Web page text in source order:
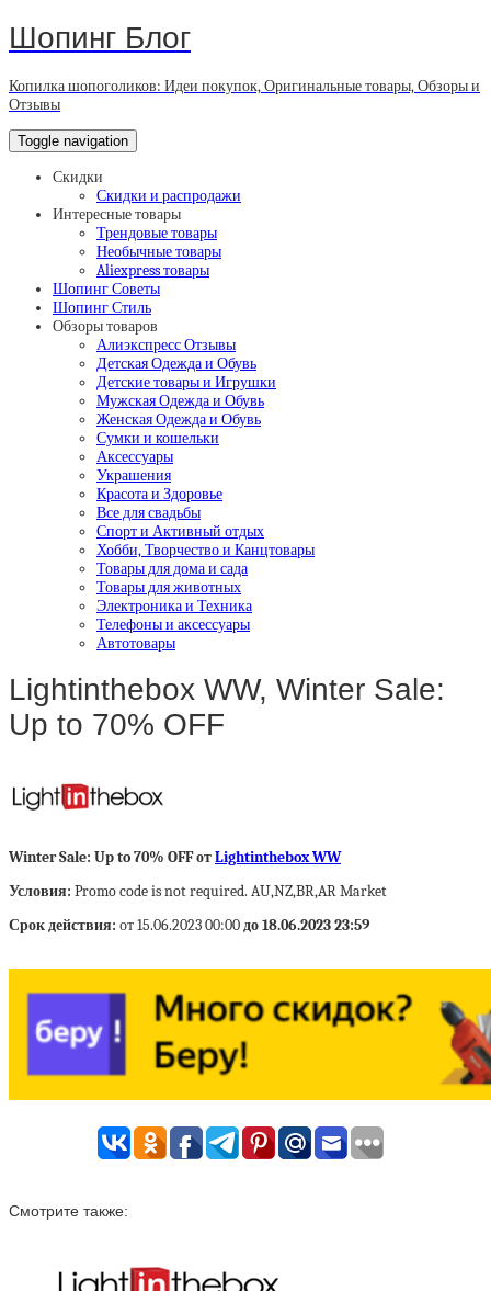
Шопинг Блог
Копилка шопоголиков: Идеи покупок, Оригинальные товары, Обзоры и
Отзывы
Toggle navigation
Скидки
Скидки и распродажи
Интересные товары
Трендовые товары
Необычные товары
Aliexpress товары
Шопинг Советы
Шопинг Стиль
Обзоры товаров
Алиэкспресс Отзывы
Детская Одежда и Обувь
Детские товары и Игрушки
Мужская Одежда и Обувь
Женская Одежда и Обувь
Сумки и кошельки
Аксессуары
Украшения
Красота и Здоровье
Все для свадьбы
Спорт и Активный отдых
Хобби, Творчество и Канцтовары
Товары для дома и сада
Товары для животных
Электроника и Техника
Телефоны и аксессуары
Автотовары
Lightinthebox WW, Winter Sale:
Up to 70% OFF
Winter Sale: Up to 70% OFF отLightinthebox WW
Условия: Promo code is not required. AU,NZ,BR,AR Market
Срок действия: от 15.06.2023 00:00до 18.06.2023 23:59
Смотрите также: